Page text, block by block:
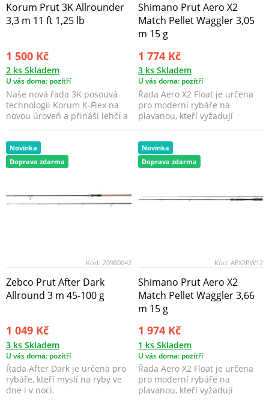
Korum Prut 3K Allrounder
3,3 m 11 ft 1,25 lb
1 500 Kč
2 ks Skladem
U vás doma: pozítří
Naše nová řada 3K posouvá
technologii Korum K-Flex na
novou úroveň a přináší lehčí a
Shimano Prut Aero X2
Match Pellet Waggler 3,05
m 15 g
1 774 Kč
3 ks Skladem
U vás doma: pozítří
Řada Aero X2 Float je určena
pro moderní rybáře na
plavanou, kteří vyžadují
Novinka
Doprava zdarma
Kód: Z0900042
Zebco Prut After Dark
Allround 3 m 45-100 g
1 049 Kč
3 ks Skladem
U vás doma: pozítří
Řada After Dark je určena pro
rybáře, kteří myslí na ryby ve
dne i v noci.
Novinka
Doprava zdarma
Kód: AEX2PW12
Shimano Prut Aero X2
Match Pellet Waggler 3,66
m 15 g
1 974 Kč
1 ks Skladem
U vás doma: pozítří
Řada Aero X2 Float je určena
pro moderní rybáře na
plavanou, kteří vyžadují